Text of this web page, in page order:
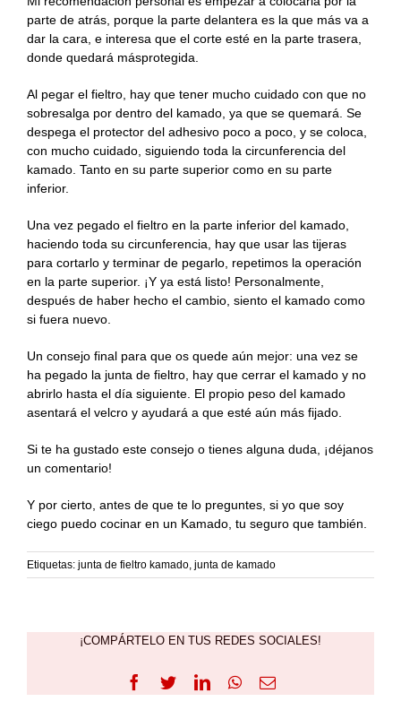
parte de atrás, porque la parte delantera es la que más va a
dar la cara, e interesa que el corte esté en la parte trasera,
donde quedará másprotegida.
Al pegar el fieltro, hay que tener mucho cuidado con que no
sobresalga por dentro del kamado, ya que se quemará. Se
despega el protector del adhesivo poco a poco, y se coloca,
con mucho cuidado, siguiendo toda la circunferencia del
kamado. Tanto en su parte superior como en su parte
inferior.
Una vez pegado el fieltro en la parte inferior del kamado,
haciendo toda su circunferencia, hay que usar las tijeras
para cortarlo y terminar de pegarlo, repetimos la operación
en la parte superior. ¡Y ya está listo! Personalmente,
después de haber hecho el cambio, siento el kamado como
si fuera nuevo.
Un consejo final para que os quede aún mejor: una vez se
ha pegado la junta de fieltro, hay que cerrar el kamado y no
abrirlo hasta el día siguiente. El propio peso del kamado
asentará el velcro y ayudará a que esté aún más fijado.
Si te ha gustado este consejo o tienes alguna duda, ¡déjanos
un comentario!
Y por cierto, antes de que te lo preguntes, si yo que soy
ciego puedo cocinar en un Kamado, tu seguro que también.
Etiquetas: junta de fieltro kamado, junta de kamado
¡COMPÁRTELO EN TUS REDES SOCIALES!
Facebook
TwitterLinkedInWhatsApp
Correo